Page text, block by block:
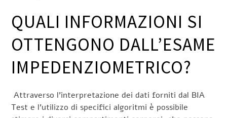
QUALI INFORMAZIONI SI
OTTENGONO DALL’ESAME
IMPEDENZIOMETRICO?
Attraverso l’interpretazione dei dati forniti dal BIA
Test e l’utilizzo di specifici algoritmi è possibile